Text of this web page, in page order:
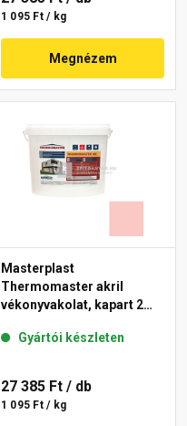
1 095 Ft / kg
Megnézem
Masterplast
Thermomaster akril
vékonyvakolat, kapart 2
Gyártói készleten
27 385 Ft / db
1 095 Ft / kg